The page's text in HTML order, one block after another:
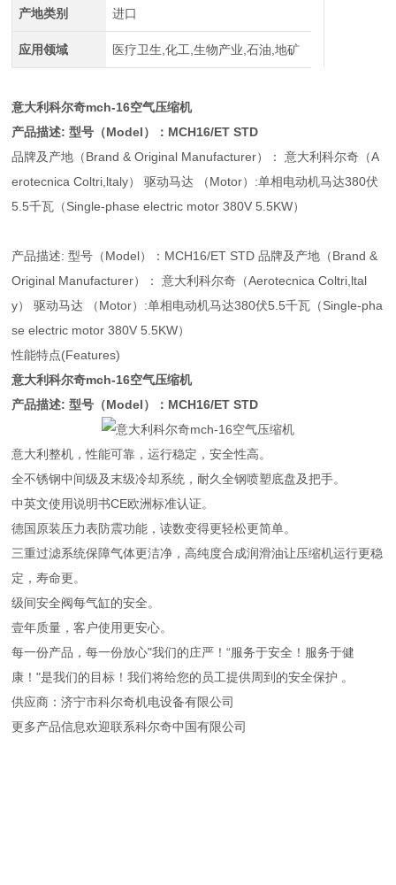
产地类别 进口
应用领域 医疗卫生,化工,生物产业,石油,地矿
意大利科尔奇mch-16空气压缩机
产品描述: 型号（Model）：MCH16/ET STD
品牌及产地（Brand & Original Manufacturer）： 意大利科尔奇（A
erotecnica Coltri,ltaly） 驱动马达 （Motor）:单相电动机马达380伏
5.5千瓦（Single-phase electric motor 380V 5.5KW）
产品描述: 型号（Model）：MCH16/ET STD 品牌及产地（Brand &
Original Manufacturer）： 意大利科尔奇（Aerotecnica Coltri,ltal
y） 驱动马达 （Motor）:单相电动机马达380伏5.5千瓦（Single-pha
se electric motor 380V 5.5KW）
性能特点(Features)
意大利科尔奇mch-16空气压缩机
产品描述: 型号（Model）：MCH16/ET STD
意大利整机，性能可靠，运行稳定，安全性高。
全不锈钢中间级及末级冷却系统，耐久全钢喷塑底盘及把手。
中英文使用说明书CE欧洲标准认证。
德国原装压力表防震功能，读数变得更轻松更简单。
三重过滤系统保障气体更洁净，高纯度合成润滑油让压缩机运行更稳
定，寿命更。
级间安全阀每气缸的安全。
壹年质量，客户使用更安心。
每一份产品，每一份放心"我们的庄严！“服务于安全！服务于健
康！"是我们的目标！我们将给您的员工提供周到的安全保护 。
供应商：济宁市科尔奇机电设备有限公司
更多产品信息欢迎联系科尔奇中国有限公司